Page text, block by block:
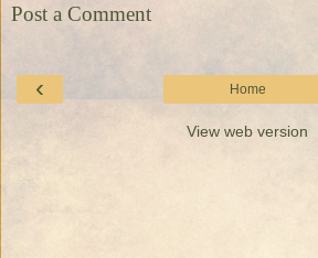
Post a Comment
‹ Home
View web version